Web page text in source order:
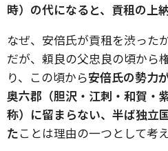
時）の代になると、貢租の上
なぜ、安倍氏が貢租を渋った
だが、頼良の父忠良の頃から
り、この頃から安倍氏の勢力
奥六郡（胆沢・江刺・和賀・
称）に留まらない、半ば独立
たことは理由の一つとして考